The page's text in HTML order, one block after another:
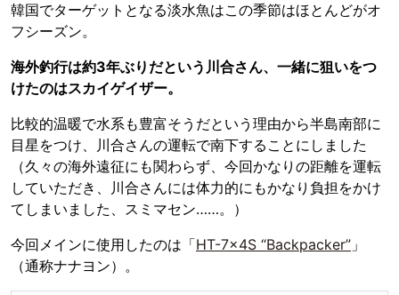
韓国でターゲットとなる淡水魚はこの季節はほとんどがオ
フシーズン。
海外釣行は約3年ぶりだという川合さん、一緒に狙いをつ
けたのはスカイゲイザー。
比較的温暖で水系も豊富そうだという理由から半島南部に
目星をつけ、川合さんの運転で南下することにしました
（久々の海外遠征にも関わらず、今回かなりの距離を運転
していただき、川合さんには体力的にもかなり負担をかけ
てしまいました、スミマセン……。）
今回メインに使用したのは「HT-7×4S “Backpacker” 」
（通称ナナヨン）。